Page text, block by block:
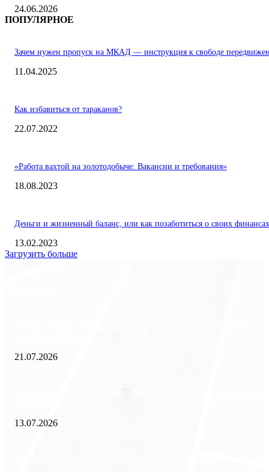
24.06.2026
ПОПУЛЯРНОЕ
Зачем нужен пропуск на МКАД — инструкция к свободе
11.04.2025
Как избавиться от тараканов?
22.07.2022
«Работа вахтой на золотодобыче: Вакансии и требования»
18.08.2023
Деньги и жизненный баланс, или как позаботиться о своих финансах
13.02.2023
Загрузить больше
21.07.2026
13.07.2026